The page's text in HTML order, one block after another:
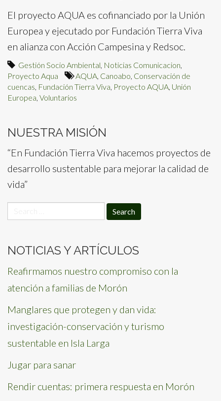
El proyecto AQUA es cofinanciado por la Unión
Europea y ejecutado por Fundación Tierra Viva
en alianza con Acción Campesina y Redsoc.
Gestión Socio Ambiental Noticias Comunicacion
Proyecto Aqua
AQUA Canoabo Conservación de
cuencas Fundación Tierra Viva Proyecto AQUA Unión
Europea Voluntarios
NUESTRA MISIÓN
“En Fundación Tierra Viva hacemos proyectos de
desarrollo sustentable para mejorar la calidad de
vida”
for:
NOTICIAS Y ARTÍCULOS
Reafirmamos nuestro compromiso con la
atención a familias de Morón
Manglares que protegen y dan vida:
investigación-conservación y turismo
sustentable en Isla Larga
Jugar para sanar
Rendir cuentas: primera respuesta en Morón